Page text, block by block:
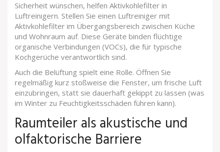
Sicherheit wünschen, helfen Aktivkohlefilter in
Luftreinigern. Stellen Sie einen Luftreiniger mit
Aktivkohlefilter im Übergangsbereich zwischen Küche
und Wohnraum auf. Diese Geräte binden flüchtige
organische Verbindungen (VOCs), die für typische
Kochgerüche verantwortlich sind.
Auch die Belüftung spielt eine Rolle. Öffnen Sie
regelmäßig kurz stoßweise die Fenster, um frische Luft
einzubringen, statt sie dauerhaft gekippt zu lassen (was
im Winter zu Feuchtigkeitsschäden führen kann).
Raumteiler als akustische und
olfaktorische Barriere